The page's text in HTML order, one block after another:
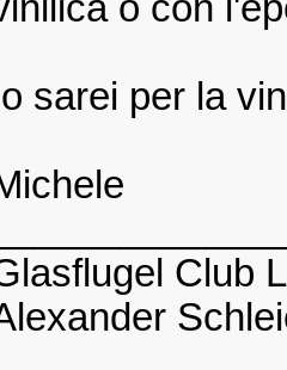
sarei per la
Club